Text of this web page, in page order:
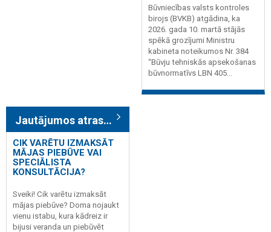
Būvniecības valsts kontroles
birojs (BVKB) atgādina, ka
2026. gada 10. martā stājās
spēkā grozījumi Ministru
kabineta noteikumos Nr. 384
“Būvju tehniskās apsekošanas
būvnormatīvs LBN 405...
Jautājumos atrasts: 6
CIK VARĒTU IZMAKSĀT
MĀJAS PIEBŪVE VAI
SPECIĀLISTA
KONSULTĀCIJA?
Sveiki! Cik varētu izmaksāt
mājas piebūve? Doma nojaukt
vienu istabu, kura kādreiz ir
bijusi veranda un piebūvēt